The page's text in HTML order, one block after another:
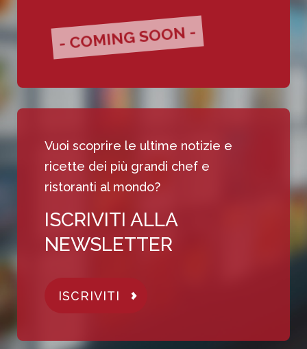
- COMING SOON -
Vuoi scoprire le ultime notizie e
ricette dei più grandi chef e
ristoranti al mondo?
ISCRIVITI ALLA
NEWSLETTER
ISCRIVITI